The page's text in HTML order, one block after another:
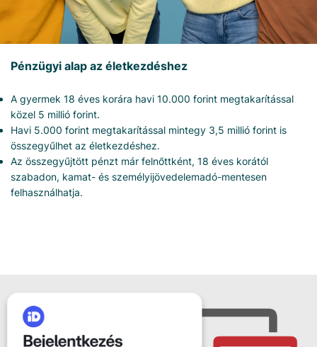
Pénzügyi alap az életkezdéshez
A gyermek 18 éves korára havi 10.000 forint megtakarítással
közel 5 millió forint.
Havi 5.000 forint megtakarítással mintegy 3,5 millió forint is
összegyűlhet az életkezdéshez.
Az összegyűjtött pénzt már felnőttként, 18 éves korától
szabadon, kamat- és személyijövedelemadó-mentesen
felhasználhatja.